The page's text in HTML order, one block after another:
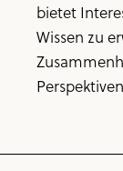
bietet
Wissen zu